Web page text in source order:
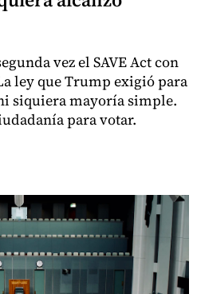
vez el SAVE Act con
ley que Trump exigió para
siquiera mayoría simple.
para votar.